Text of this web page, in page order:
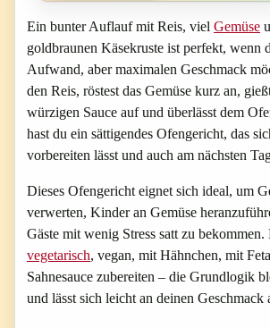
Ein bunter Auflauf mit Reis, viel Gemüse
goldbraunen Käsekruste ist perfekt, wenn
Aufwand, aber maximalen Geschmack
den Reis, röstest das Gemüse kurz an,
würzigen Sauce auf und überlässt dem
hast du ein sättigendes Ofengericht, das
vorbereiten lässt und auch am nächsten
Dieses Ofengericht eignet sich ideal, um
verwerten, Kinder an Gemüse
Gäste mit wenig Stress satt zu bekommen.
vegetarisch, vegan, mit Hähnchen, mit
Sahnesauce zubereiten – die Grundlogik
und lässt sich leicht an deinen Geschmack